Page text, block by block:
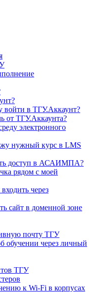
войти в ТГУ.Аккаунт?
от ТГУ.Аккаунта?
электронного
нужный курс в LMS
доступ в АСАИМПА?
рядом с моей
через
сайт в доменной зоне
почту ТГУ
обучении через личный
ТГУ
к Wi-Fi в корпусах